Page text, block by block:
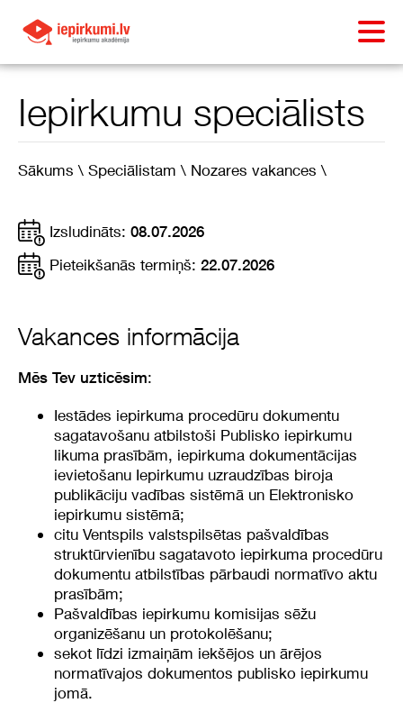
Iepirkumu speciālists
Sākums \ Speciālistam \ Nozares vakances \
Izsludināts: 08.07.2026
Pieteikšanās termiņš: 22.07.2026
Vakances informācija
Mēs Tev uzticēsim:
Iestādes iepirkuma procedūru dokumentu
sagatavošanu atbilstoši Publisko iepirkumu
likuma prasībām, iepirkuma dokumentācijas
ievietošanu Iepirkumu uzraudzības biroja
publikāciju vadības sistēmā un Elektronisko
iepirkumu sistēmā;
citu Ventspils valstspilsētas pašvaldības
struktūrvienību sagatavoto iepirkuma procedūru
dokumentu atbilstības pārbaudi normatīvo aktu
prasībām;
Pašvaldības iepirkumu komisijas sēžu
organizēšanu un protokolēšanu;
sekot līdzi izmaiņām iekšējos un ārējos
normatīvajos dokumentos publisko iepirkumu
jomā.